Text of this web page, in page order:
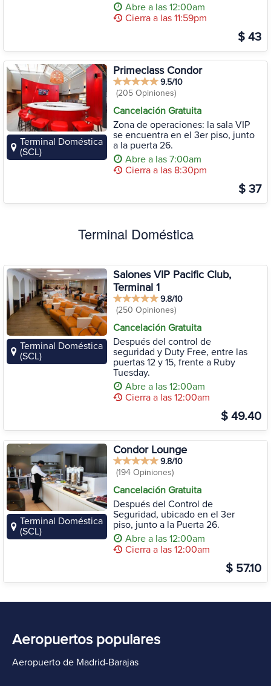
Abre a las 12:00am
Cierra a las 11:59pm
$ 43
Terminal Doméstica
(SCL)
Primeclass Condor
9.5/10
(205 Opiniones)
Cancelación Gratuita
Zona de operaciones: la sala VIP
se encuentra en el 3er piso, junto
a la puerta 26.
Abre a las 7:00am
Cierra a las 8:30pm
$ 37
Terminal Doméstica
Terminal Doméstica
(SCL)
Salones VIP Pacific Club,
Terminal 1
9.8/10
(250 Opiniones)
Cancelación Gratuita
Después del control de
seguridad y Duty Free, entre las
puertas 12 y 15, frente a Ruby
Tuesday.
Abre a las 12:00am
Cierra a las 12:00am
$ 49.40
Terminal Doméstica
(SCL)
Condor Lounge
9.8/10
(194 Opiniones)
Cancelación Gratuita
Después del Control de
Seguridad, ubicado en el 3er
piso, junto a la Puerta 26.
Abre a las 12:00am
Cierra a las 12:00am
$ 57.10
Aeropuertos populares
Aeropuerto de Madrid-Barajas